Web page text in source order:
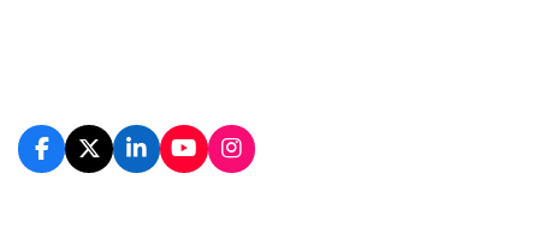
F
a
X
L
i
Y
o
I
n